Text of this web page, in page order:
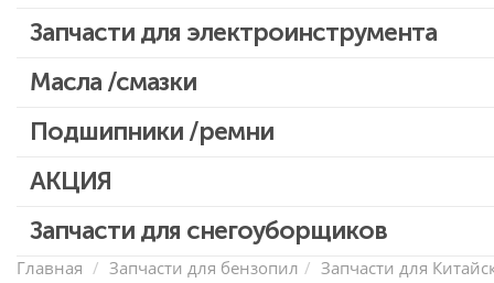
Запчасти для электроинструмента
Двигатели, редукторы для шуруповертов
Выключатели, переключатели
Запчасти для перфораторов и отбойных молотков
Запчасти для УШМ (болгарок)
Запчасти для электроинструмента другие
Масла /смазки
Подшипники /ремни
АКЦИЯ
Скидка 50%
Запчасти для снегоуборщиков
Главная Запчасти для бензопил Запчасти для